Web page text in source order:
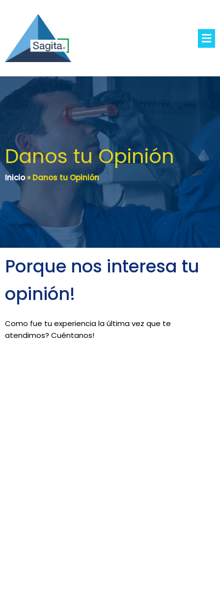
Danos tu Opinión
Inicio»Danos tu Opinión
Porque nos interesa tu
opinión!
Como fue tu experiencia la última vez que te
atendimos? Cuéntanos!